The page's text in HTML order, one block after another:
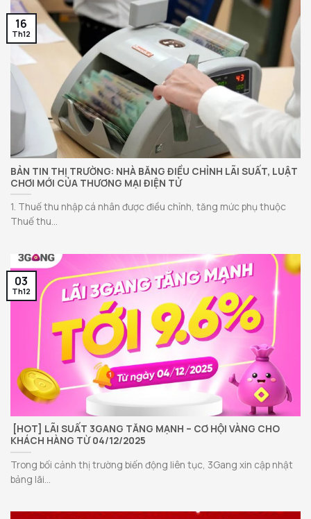
BẢN TIN THỊ TRƯỜNG: NHÀ BĂNG ĐIỀU CHỈNH LÃI SUẤT, LUẬT
CHƠI MỚI CỦA THƯƠNG MẠI ĐIỆN TỬ
1. Thuế thu nhập cá nhân được điều chỉnh, tăng mức phụ thuộc
Thuế thu...
16
Th12
[HOT] LÃI SUẤT 3GANG TĂNG MẠNH – CƠ HỘI VÀNG CHO
KHÁCH HÀNG TỪ 04/12/2025
Trong bối cảnh thị trường biến động liên tục, 3Gang xin cập nhật
bảng lãi...
03
Th12